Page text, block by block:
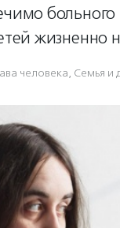
человека, Семья и